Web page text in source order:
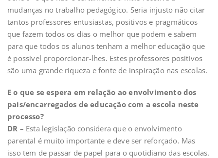
mudanças no trabalho pedagógico. Seria injusto não citar
tantos professores entusiastas, positivos e pragmáticos
que fazem todos os dias o melhor que podem e sabem
para que todos os alunos tenham a melhor educação que
é possível proporcionar-lhes. Estes professores positivos
são uma grande riqueza e fonte de inspiração nas escolas.
E o que se espera em relação ao envolvimento dos
pais/encarregados de educação com a escola neste
processo?
DR – Esta legislação considera que o envolvimento
parental é muito importante e deve ser reforçado. Mas
isso tem de passar de papel para o quotidiano das escolas.